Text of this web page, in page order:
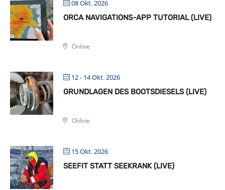
08 Okt. 2026
ORCA NAVIGATIONS-APP TUTORIAL (LIVE)
Online
12 - 14 Okt. 2026
GRUNDLAGEN DES BOOTSDIESELS (LIVE)
Online
15 Okt. 2026
SEEFIT STATT SEEKRANK (LIVE)